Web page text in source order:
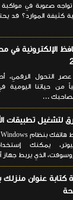
صعوبة في
كثيفة الموارد؟ قد
الإلكترونية في
التحول الرقمي،
من حياتنا
...
الذي يربط جهاز
كتابة عنوان منزلك